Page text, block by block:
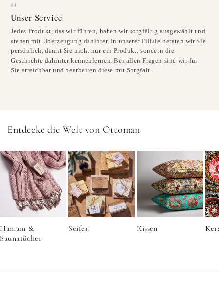
04
Unser Service
Jedes Produkt, das wir führen, haben wir sorgfältig ausgewählt und
stehen mit Überzeugung dahinter. In unserer Filiale beraten wir Sie
persönlich, damit Sie nicht nur ein Produkt, sondern die
Geschichte dahinter kennenlernen. Bei allen Fragen sind wir für
Sie erreichbar und bearbeiten diese mit Sorgfalt.
Entdecke die Welt von Ottoman
Hamam &
Saunatücher
Seifen Kissen